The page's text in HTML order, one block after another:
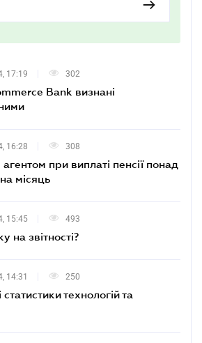
17:19 302
Bank визнані
16:28 308
при виплаті пенсії понад
місяць
15:45 493
на звітності?
14:31 250
технологій та